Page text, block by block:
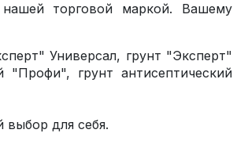
нашей торговой маркой. Вашему
Универсал, грунт "Эксперт"
"Профи", грунт антисептический
выбор для себя.